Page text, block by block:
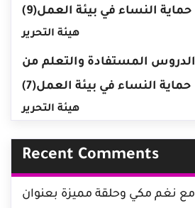
حماية النساء في بيئة العمل(9)
هيئة التحرير
الدروس المستفادة والتعلم من
حماية النساء في بيئة العمل(7)
هيئة التحرير
Recent Comments
مع نغم مكي وحلقة مميزة بعنوان